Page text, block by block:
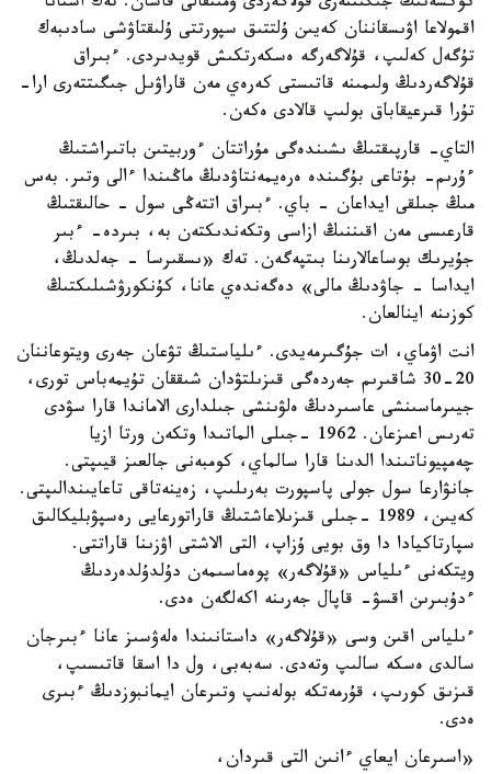
اقمولاعا اۋىسقاننان كەيىن ۇلتتىق سپورتتى ۇلىقتاۋشى سادىبەك
تۇگەل كەلىپ، قۇلاگەرگە ەسكەرتكىش قويدىردى. ءبىراق
قۇلاگەردىڭ ولىمىنە قاتىستى كەرەي مەن قاراۋىل جىگىتتەرى ارا-
تۇرا قىرعيقاباق بولىپ قالادى ەكەن.
التاي- قارپىقتىڭ ىشىندەگى مۇراتتان ءوربيتىن باتىراشتىڭ
ءۇرىم- بۇتاعى بۇگىندە ەرەيمەنتاۋدىڭ ماڭىندا ءالى وتىر. بەس
مىڭ جىلقى ايداعان - باي. ءبىراق اتتەڭى سول - حالىقتىڭ
قارعىسى مەن اقىننىڭ ازاسى وتكەندىكتەن بە، بىردە- ءبىر
جۇيرىك بوساعالارىنا بىتپەگەن. تەك «ىسقىرسا - جەلدىڭ،
ايداسا - جاۋدىڭ مالى» دەگەندەي عانا، كۇنكورۋشىلىكتىڭ
كوزىنە اينالعان.
انت اۋماي، ات جۇگىرمەيدى. ءىلياستىڭ تۋعان جەرى ويتوعاننان
20-30 شاقىرىم جەردەگى قىزىلتۋدان شىققان تۇيمەباس تورى،
جيىرماسىنشى عاسىردىڭ ەلۋىنشى جىلدارى الاماندا قارا سۋدى
تەرىس اعىزعان. 1962 -جىلى الماتىدا وتكەن ورتا ازيا
چەمپيوناتىندا الدىنا قارا سالماي، كومبەنى جالعىز قيىپتى.
جانۋارعا سول جولى پاسپورت بەرىلىپ، زەينەتاقى تاعايىندالىپتى.
كەيىن، 1989 -جىلى قىزىلاعاشتىڭ قاراتورعايى رەسپۋبليكالىق
سپارتاكيادا دا وق بويى ۇزاپ، التى الاشتى اۋزىنا قاراتتى.
ويتكەنى ءىلياس «قۇلاگەر» پوەماسىمەن دۇلدۇلدەردىڭ
ءدۇبىرىن اقسۋ- قاپال جەرىنە اكەلگەن ەدى.
ءىلياس اقىن وسى «قۇلاگەر» داستانىندا ەلەۋسىز عانا ءبىرجان
سالدى ەسكە سالىپ وتەدى. سەبەبى، ول دا اسقا قاتىسىپ،
قىزىق كورىپ، قۇرمەتكە بولەنىپ وتىرعان ايمانبوزدىڭ ءبىرى
ەدى.
«اسىرعان ايعاي ءانىن التى قىردان،